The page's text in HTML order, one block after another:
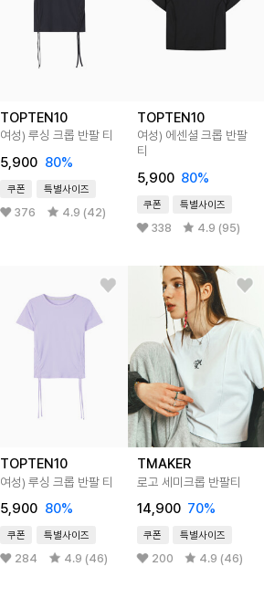
TOPTEN10
여성) 루싱 크롭 반팔 티
5,900 80%
쿠폰 특별사이즈
376 4.9 (42)
TOPTEN10
여성) 에센셜 크롭 반팔
티
5,900 80%
쿠폰 특별사이즈
338 4.9 (95)
TOPTEN10
여성) 루싱 크롭 반팔 티
5,900 80%
쿠폰 특별사이즈
284 4.9 (46)
TMAKER
로고 세미크롭 반팔티
14,900 70%
쿠폰 특별사이즈
200 4.9 (46)